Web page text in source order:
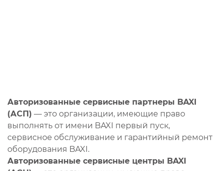
Авторизованные сервисные партнеры BAXI
(АСП) — это организации, имеющие право
выполнять от имени BAXI первый пуск,
сервисное обслуживание и гарантийный ремонт
оборудования BAXI.
Авторизованные сервисные центры BAXI